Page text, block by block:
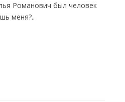
Рома­нович был человек
меня?..